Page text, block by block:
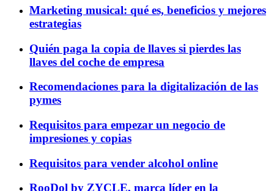
Marketing musical: qué es, beneficios y mejores
estrategias
Quién paga la copia de llaves si pierdes las
llaves del coche de empresa
Recomendaciones para la digitalización de las
pymes
Requisitos para empezar un negocio de
impresiones y copias
Requisitos para vender alcohol online
RooDol by ZYCLE, marca líder en la